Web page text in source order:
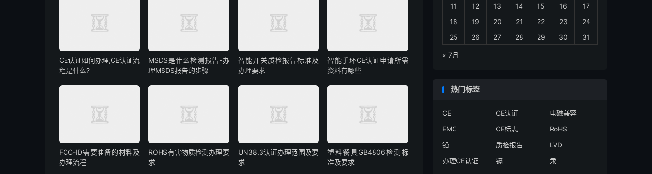
CE认证如何办理,CE认证流
程是什么?
MSDS是什么检测报告-办
理MSDS报告的步骤
智能开关质检报告标准及
办理要求
智能手环CE认证申请所需
资料有哪些
FCC-ID需要准备的材料及
办理流程
ROHS有害物质检测办理要
求
UN38.3认证办理范围及要
求
塑料餐具GB4806检测标
准及要求
11
12 13 14 15 16
17
18
19 20 21 22 23
24
25
26 27 28 29 30 31
« 7月
热门标签
CE CE认证
电磁兼容
EMC
CE标志
RoHS
铅
质检报告
LVD
办理CE认证
镉
汞